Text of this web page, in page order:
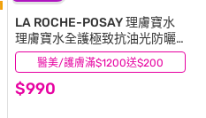
醫美/護膚滿$1200送$200
LA ROCHE-POSAY 理膚寶水
理膚寶水全護極致抗油光防曬
亮白乳 UVA PRO 30ml
$990
(20)